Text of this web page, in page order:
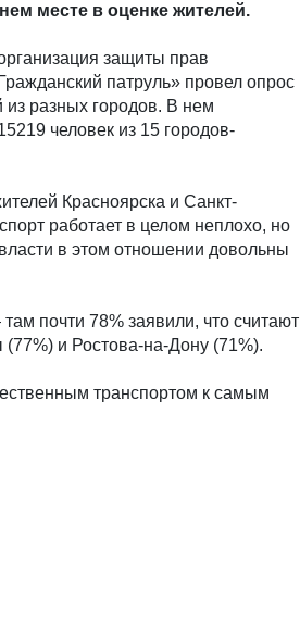
месте в оценке жителей.
защиты прав
патруль» провел опрос
из разных городов. В нем
человек из 15 городов-
Красноярска и Санкт-
работает в целом неплохо, но
в этом отношении довольны
почти 78% заявили, что считают
и Ростова-на-Дону (71%).
транспортом к самым